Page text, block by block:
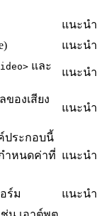
แนะนำ
แนะนำ
และ
แนะนำ
องเสียง
แนะนำ
ประกอบนี้
ำหนดค่าที่ แนะนำ
ร์ม แนะนำ